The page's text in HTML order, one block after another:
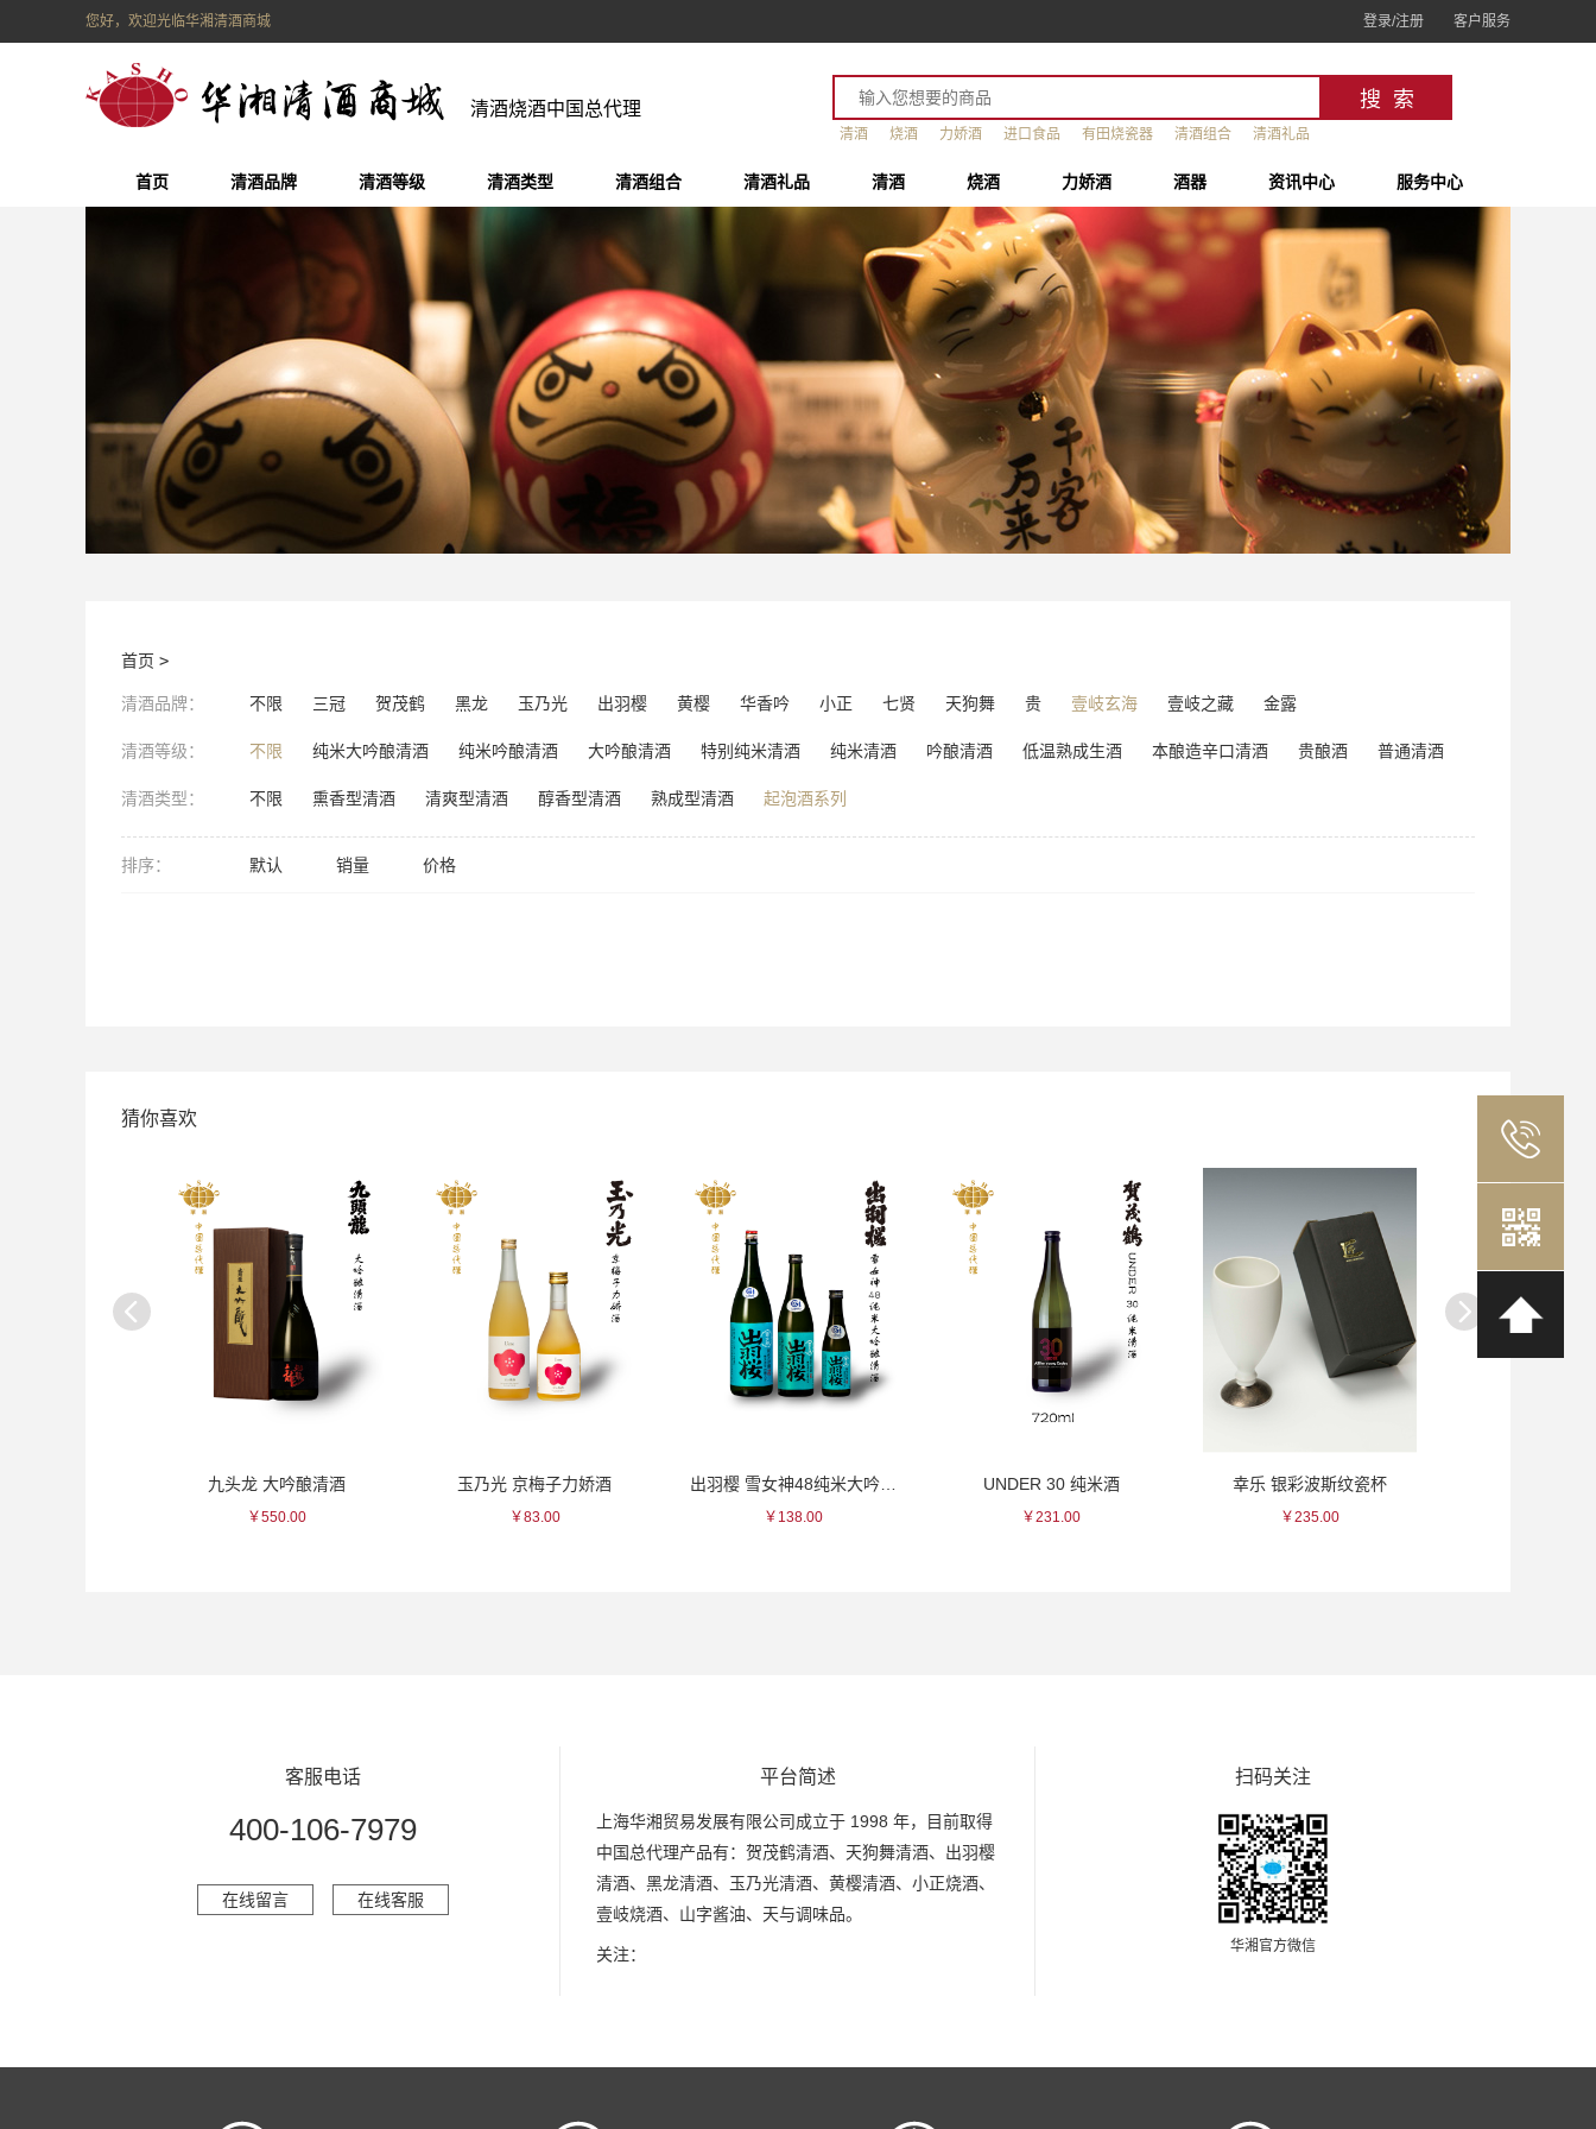
您好，欢迎光临华湘清酒商城 登录/注册 客户服务
清酒烧酒中国总代理
清酒 烧酒 力娇酒 进口食品 有田烧瓷器 清酒组合 清酒礼品
首页 清酒品牌 清酒等级 清酒类型 清酒组合 清酒礼品 清酒 烧酒 力娇酒 酒器 资讯中心 服务中心
首页 >
清酒品牌： 不限 三冠 贺茂鹤 黑龙 玉乃光 出羽樱 黄樱 华香吟 小正 七贤 天狗舞 贵 壹岐玄海 壹岐之藏 金露
清酒等级： 不限 纯米大吟酿清酒 纯米吟酿清酒 大吟酿清酒 特别纯米清酒 纯米清酒 吟酿清酒 低温熟成生酒 本酿造辛口清酒 贵酿酒 普通清酒
清酒类型： 不限 熏香型清酒 清爽型清酒 醇香型清酒 熟成型清酒 起泡酒系列
排序： 默认 销量 价格
猜你喜欢
九头龙 大吟酿清酒
￥550.00
玉乃光 京梅子力娇酒
￥83.00
出羽樱 雪女神48纯米大吟酿清酒
￥138.00
UNDER 30 纯米酒
￥231.00
幸乐 银彩波斯纹瓷杯
￥235.00
客服电话
400-106-7979
在线留言 在线客服
平台简述
上海华湘贸易发展有限公司成立于 1998 年，目前取得
中国总代理产品有：贺茂鹤清酒、天狗舞清酒、出羽樱
清酒、黑龙清酒、玉乃光清酒、黄樱清酒、小正烧酒、
壹岐烧酒、山字酱油、天与调味品。
关注：
扫码关注
华湘官方微信